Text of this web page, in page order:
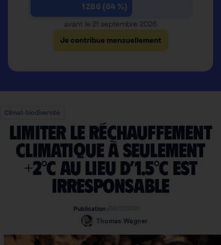
1 286 (64 %)
avant le 21 septembre 2026
Je contribue mensuellement
Climat-biodiversité
Limiter le réchauffement
climatique à seulement
+2°C au lieu d’1.5°C est
irresponsable
Publication :
Thomas Wagner